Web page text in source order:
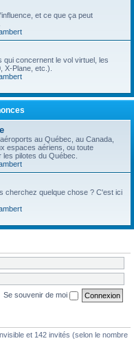
et ce que ça peut
concernent le vol virtuel, les
X-Plane, etc.).
au Québec, au Canada,
espaces aériens, ou toute
pilotes du Québec.
cherchez quelque chose ? C'est ici
Se souvenir de moi
et 142 invités (selon le nombre